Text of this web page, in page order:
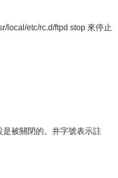
etc/rc.d/ftpd stop 來停止
被關閉的。井字號表示註